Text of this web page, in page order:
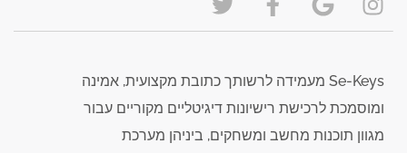
Se-Keys מעמידה לרשותך כתובת מקצועית, אמינה
ומוסמכת לרכישת רישיונות דיגיטליים מקוריים עבור
מגוון תוכנות מחשב ומשחקים, ביניהן מערכת